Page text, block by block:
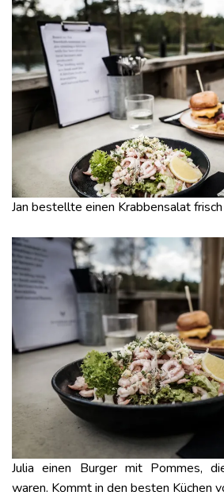
Jan bestellte einen Krabbensalat
Julia einen Burger mit Pommes,
waren. Kommt in den besten Küchen